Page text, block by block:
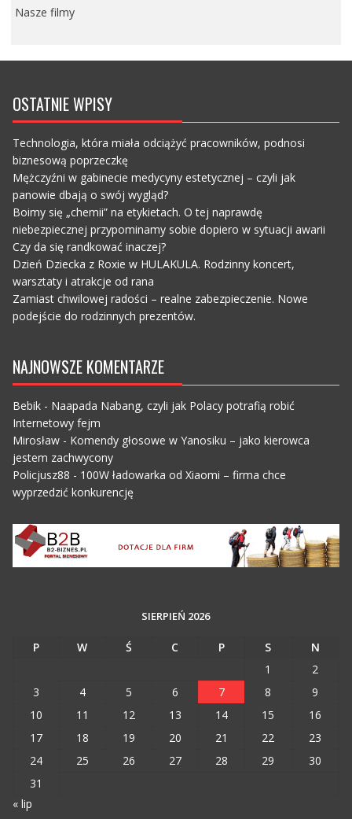
Nasze filmy
OSTATNIE WPISY
Technologia, która miała odciążyć pracowników, podnosi
biznesową poprzeczkę
Mężczyźni w gabinecie medycyny estetycznej – czyli jak
panowie dbają o swój wygląd?
Boimy się „chemii” na etykietach. O tej naprawdę
niebezpiecznej przypominamy sobie dopiero w sytuacji awarii
Czy da się randkować inaczej?
Dzień Dziecka z Roxie w HULAKULA. Rodzinny koncert,
warsztaty i atrakcje od rana
Zamiast chwilowej radości – realne zabezpieczenie. Nowe
podejście do rodzinnych prezentów.
NAJNOWSZE KOMENTARZE
Bebik- Naapada Nabang, czyli jak Polacy potrafią robić
Internetowy fejm
Mirosław- Komendy głosowe w Yanosiku – jako kierowca
jestem zachwycony
Policjusz88 - 100W ładowarka od Xiaomi – firma chce
wyprzedzić konkurencję
SIERPIEŃ 2026
P W Ś C P S
N
1
2
3
4 5 6 7 8
9
10
11 12 13 14 15
16
17
18 19 20 21 22
23
24
25 26 27 28 29
30
31
« lip